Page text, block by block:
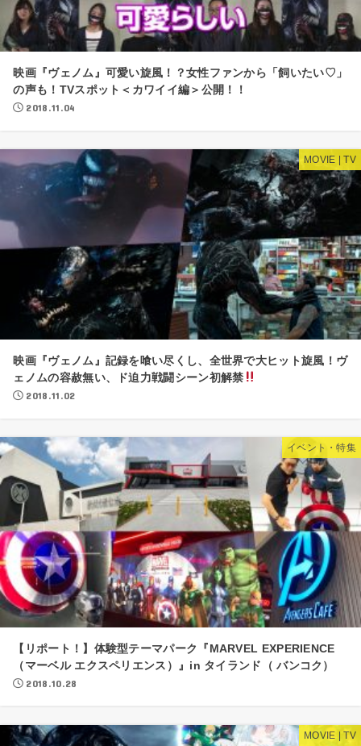
映画『ヴェノム』可愛い旋風！？女性ファンから「飼いたい♡」
の声も！TVスポット＜カワイイ編＞公開！！
2018.11.04
MOVIE | TV
映画『ヴェノム』記録を喰い尽くし、全世界で大ヒット旋風！ヴ
ェノムの容赦無い、ド迫力戦闘シーン初解禁
2018.11.02
イベント・特集
【リポート！】体験型テーマパーク『MARVEL EXPERIENCE
（マーベル エクスペリエンス）』in タイランド（ バンコク）
2018.10.28
MOVIE | TV